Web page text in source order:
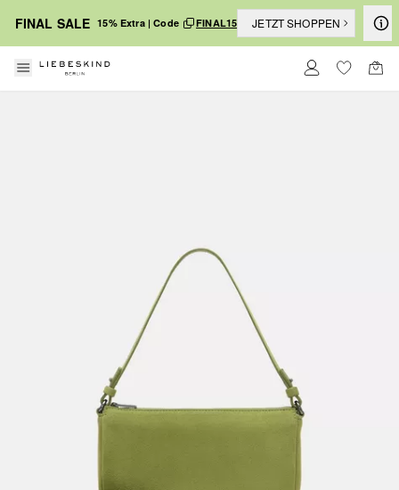
FINAL SALE 15% Extra | Code FINAL15 JETZT SHOPPEN